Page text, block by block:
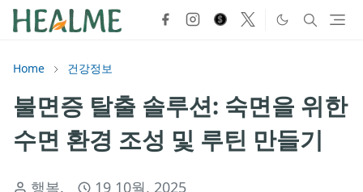
Home 건강정보
불면증 탈출 솔루션: 숙면을 위한
수면 환경 조성 및 루틴 만들기
행복. 19 10월, 2025